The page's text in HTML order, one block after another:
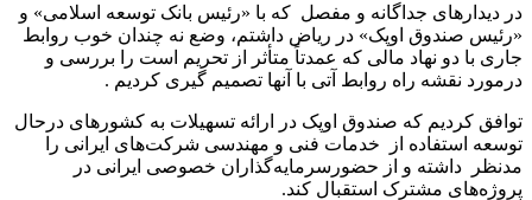
در دیدارهای جداگانه و مفصل که با «رئیس بانک توسعه اسلامی» و
«رئیس صندوق اوپک» در ریاض داشتم، وضع نه چندان خوب روابط
جاری با دو نهاد مالی که عمدتاً متأثر از تحریم است را بررسی و
درمورد نقشه راه روابط آتی با آنها تصمیم گیری کردیم .
توافق کردیم که صندوق اوپک در ارائه تسهیلات به کشورهای درحال
توسعه استفاده از خدمات فنی و مهندسی شرکت‌های ایرانی را
مدنظر داشته و از حضورسرمایه‌گذاران خصوصی ایرانی در
پروژه‌های مشترک استقبال کند.